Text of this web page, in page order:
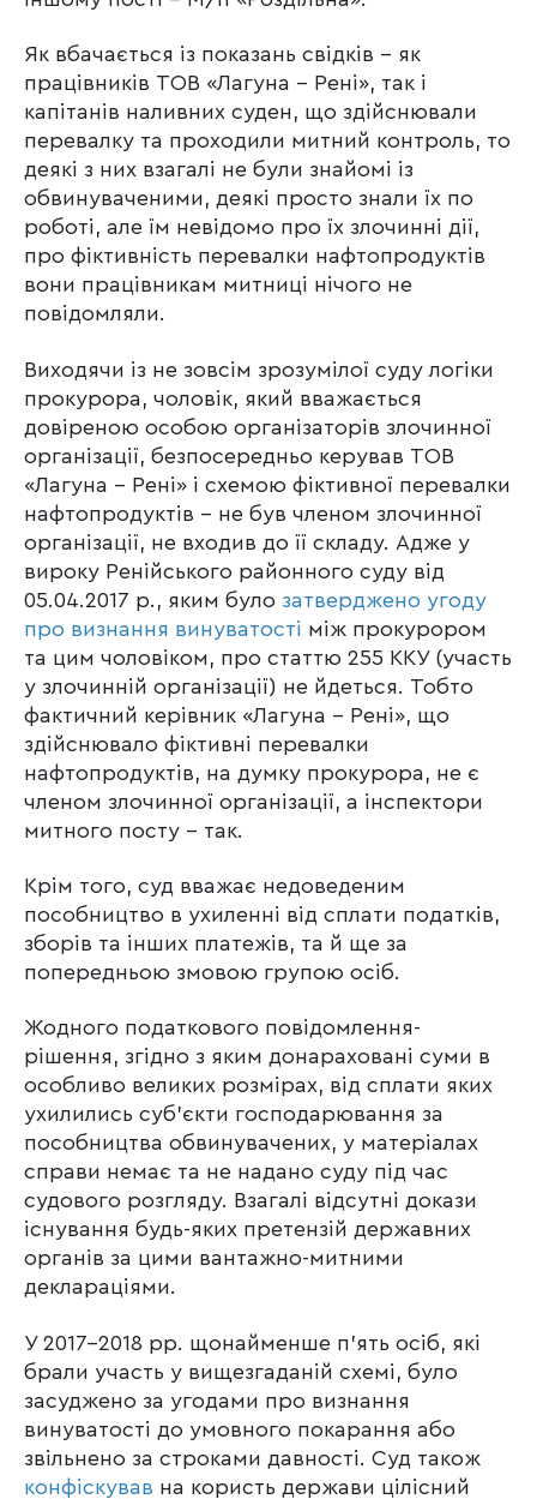
Як вбачається із показань свідків – як
працівників ТОВ «Лагуна – Рені», так і
капітанів наливних суден, що здійснювали
перевалку та проходили митний контроль, то
деякі з них взагалі не були знайомі із
обвинуваченими, деякі просто знали їх по
роботі, але їм невідомо про їх злочинні дії,
про фіктивність перевалки нафтопродуктів
вони працівникам митниці нічого не
повідомляли.
Виходячи із не зовсім зрозумілої суду логіки
прокурора, чоловік, який вважається
довіреною особою організаторів злочинної
організації, безпосередньо керував ТОВ
«Лагуна – Рені» і схемою фіктивної перевалки
нафтопродуктів – не був членом злочинної
організації, не входив до її складу. Адже у
вироку Ренійського районного суду від
05.04.2017 р., яким було затверджено угоду
про визнання винуватості між прокурором
та цим чоловіком, про статтю 255 ККУ (участь
у злочинній організації) не йдеться. Тобто
фактичний керівник «Лагуна – Рені», що
здійснювало фіктивні перевалки
нафтопродуктів, на думку прокурора, не є
членом злочинної організації, а інспектори
митного посту – так.
Крім того, суд вважає недоведеним
пособництво в ухиленні від сплати податків,
зборів та інших платежів, та й ще за
попередньою змовою групою осіб.
Жодного податкового повідомлення-
рішення, згідно з яким донараховані суми в
особливо великих розмірах, від сплати яких
ухилились суб’єкти господарювання за
пособництва обвинувачених, у матеріалах
справи немає та не надано суду під час
судового розгляду. Взагалі відсутні докази
існування будь-яких претензій державних
органів за цими вантажно-митними
деклараціями.
У 2017-2018 рр. щонайменше п’ять осіб, які
брали участь у вищезгаданій схемі, було
засуджено за угодами про визнання
винуватості до умовного покарання або
звільнено за строками давності. Суд також
конфіскував на користь держави цілісний